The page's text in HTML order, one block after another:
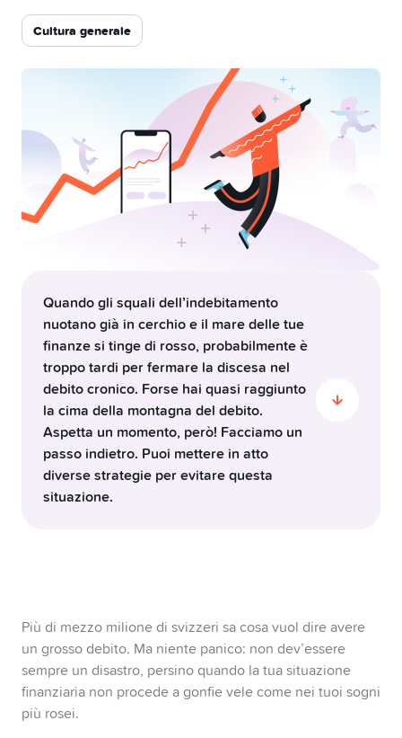
Pilastro 3a
Conto congiunto
Cultura generale
Quando gli squali dell’indebitamento
nuotano già in cerchio e il mare delle tue
finanze si tinge di rosso, probabilmente è
troppo tardi per fermare la discesa nel
debito cronico. Forse hai quasi raggiunto
la cima della montagna del debito.
Aspetta un momento, però! Facciamo un
passo indietro. Puoi mettere in atto
diverse strategie per evitare questa
situazione.
finalmente le idee chiare. E così, imparerai a
quali uscite dare la priorità e quali invece
potresti tagliare.
Fai attenzione ai lupi finanziari travestiti da
agnelli:
Più di mezzo milione di svizzeri sa cosa vuol dire avere
un grosso debito. Ma niente panico: non dev’essere
sempre un disastro, persino quando la tua situazione
finanziaria non procede a gonfie vele come nei tuoi sogni
più rosei.